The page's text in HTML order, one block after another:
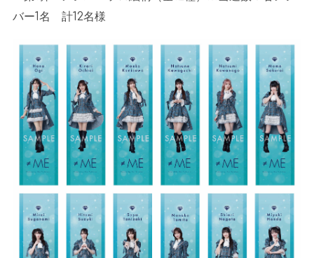
バー1名 計12名様